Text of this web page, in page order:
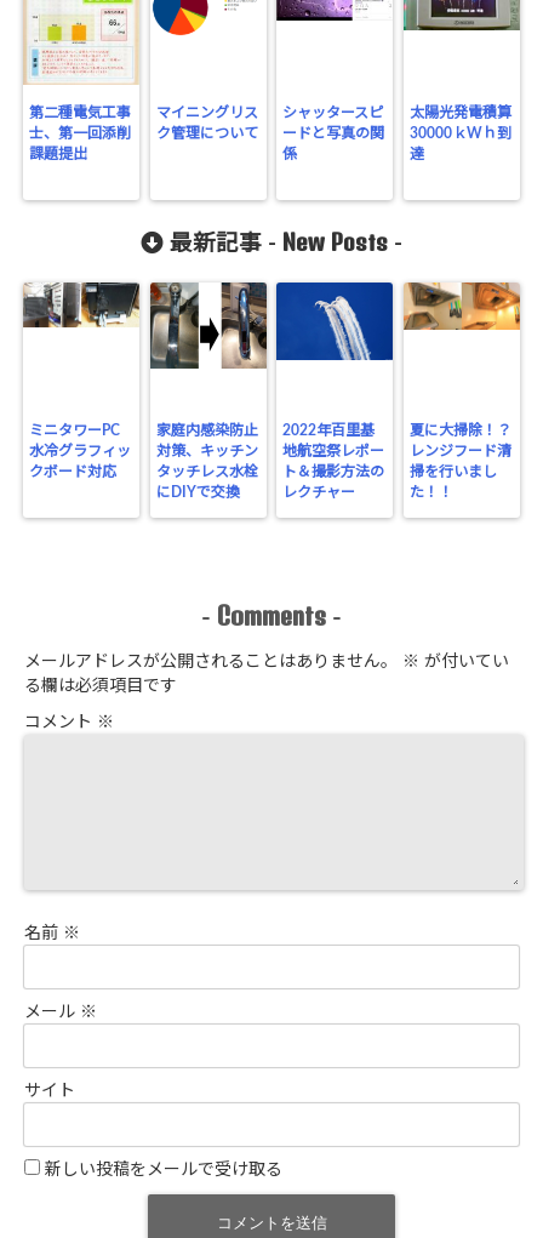
第二種電気工事
士、第一回添削
課題提出
マイニングリス
ク管理について
シャッタースピ
ードと写真の関
係
太陽光発電積算
30000ｋWｈ到
達
最新記事 - New Posts -
ミニタワーPC
水冷グラフィッ
クボード対応
家庭内感染防止
対策、キッチン
タッチレス水栓
にDIYで交換
2022年百里基
地航空祭レポー
ト＆撮影方法の
レクチャー
夏に大掃除！？
レンジフード清
掃を行いまし
た！！
- Comments -
メールアドレスが公開されることはありません。 ※ が付いてい
る欄は必須項目です
コメント ※
名前 ※
メール ※
サイト
新しい投稿をメールで受け取る